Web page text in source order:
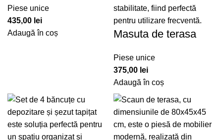
Piese unice
435,00 lei
Adaugă în coș
Masuta de terasa
Piese unice
375,00 lei
Adaugă în coș